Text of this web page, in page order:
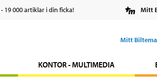
- 19 000 artiklar i din ficka! Mitt
Mitt Biltema
KONTOR - MULTIMEDIA